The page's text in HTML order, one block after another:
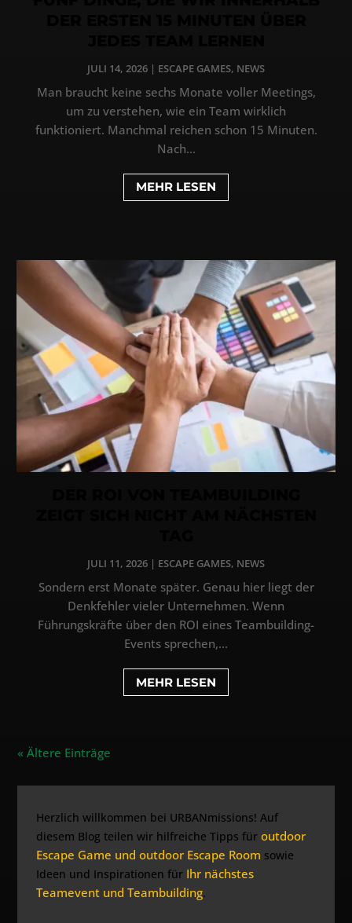
JULI 14, 2026 | ESCAPE GAMES, NEWS
Man braucht keine sechs Monate voller Meetings,
um zu verstehen, wie ein Team wirklich
funktioniert. Manchmal reichen schon 15 Minuten.
Nach...
MEHR LESEN
JULI 11, 2026 | ESCAPE GAMES, NEWS
Sondern erst Monate später. Genau hier liegt der
Denkfehler vieler Unternehmen. Wenn
Führungskräfte über den ROI eines Teambuilding-
Events sprechen,...
MEHR LESEN
« Ältere Einträge
Herzlich willkommen bei URBANmissions! Auf
diesem Blog teilen wir hilfreiche Tipps füroutdoor
Escape Game und outdoor Escape Room sowie
Ideen und Inspirationen für Ihr nächstes
Teamevent und Teambuilding.